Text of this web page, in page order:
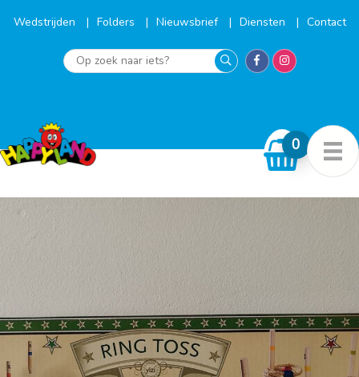
naarWedstrijden Folders Nieuwsbrief Diensten Contact
Op